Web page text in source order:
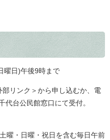
曜日)午後9時まで
部リンク＞から申し込むか、電
代台公民館窓口にて受付。
曜・日曜・祝日を含む毎日午前